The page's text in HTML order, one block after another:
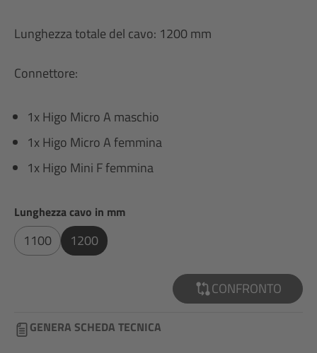
Lunghezza totale del cavo: 1200 mm
Connettore:
1x Higo Micro A maschio
1x Higo Micro A femmina
1x Higo Mini F femmina
Seleziona
Lunghezza cavo in mm
1100 1200
CONFRONTO
GENERA SCHEDA TECNICA